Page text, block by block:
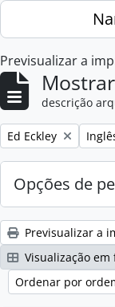
Skip to main content
Previsualizar a
descrição
Remove filter:
Ed Eckley
Opções de
Previsualizar a
Visualização em
Ordenar por